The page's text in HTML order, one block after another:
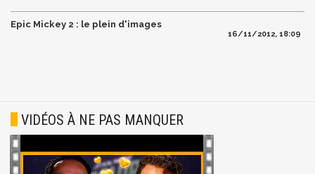
Epic Mickey 2 : le plein d'images
16/11/2012, 18:09
VIDÉOS À NE PAS MANQUER